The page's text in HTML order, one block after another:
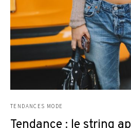
TENDANCES MODE